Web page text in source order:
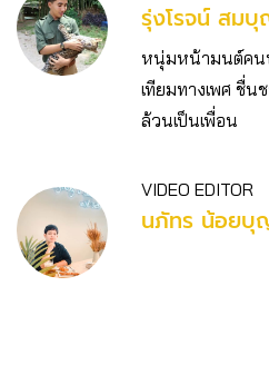
รุ่งโรจน์ สมบุ
หนุ่มหน้ามนต์คน
เทียมทางเพศ ชื่น
ล้วนเป็นเพื่อน
VIDEO EDITOR
นภัทร น้อยบุ